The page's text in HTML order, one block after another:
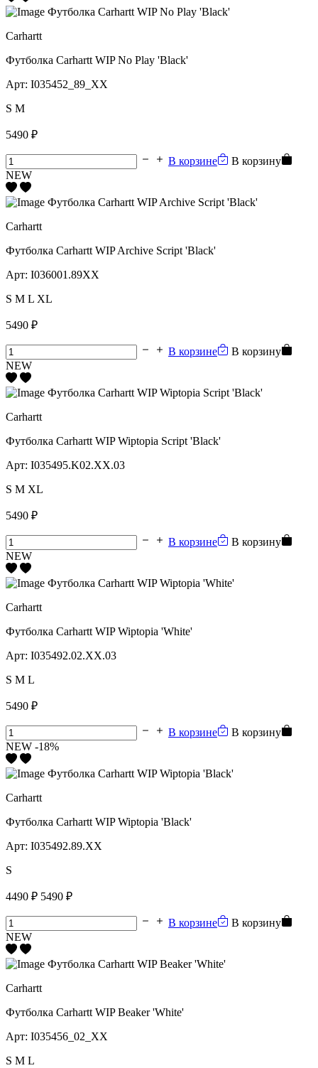
Carhartt
Футболка Carhartt WIP No Play 'Black'
Арт: I035452_89_XX
S M
5490 ₽
В корзине
В корзину
NEW
Carhartt
Футболка Carhartt WIP Archive Script 'Black'
Арт: I036001.89XX
S M L XL
5490 ₽
В корзине
В корзину
NEW
Carhartt
Футболка Carhartt WIP Wiptopia Script 'Black'
Арт: I035495.K02.XX.03
S M XL
5490 ₽
В корзине
В корзину
NEW
Carhartt
Футболка Carhartt WIP Wiptopia 'White'
Арт: I035492.02.XX.03
S M L
5490 ₽
В корзине
В корзину
NEW -18%
Carhartt
Футболка Carhartt WIP Wiptopia 'Black'
Арт: I035492.89.XX
S
4490 ₽ 5490 ₽
В корзине
В корзину
NEW
Carhartt
Футболка Carhartt WIP Beaker 'White'
Арт: I035456_02_XX
S M L